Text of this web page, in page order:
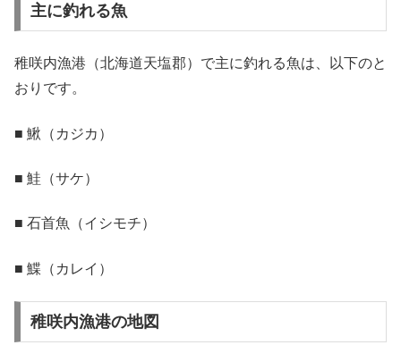
主に釣れる魚
稚咲内漁港（北海道天塩郡）で主に釣れる魚は、以下のと
おりです。
■ 鰍（カジカ）
■ 鮭（サケ）
■ 石首魚（イシモチ）
■ 鰈（カレイ）
稚咲内漁港の地図